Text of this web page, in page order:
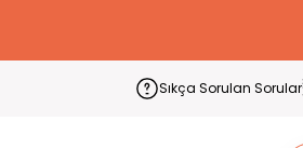
Sıkça Sorulan Sorular